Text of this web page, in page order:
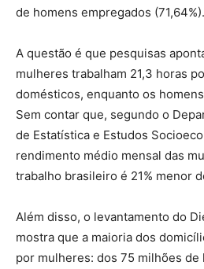
de homens empregados (71,64%).
A questão é que pesquisas
mulheres trabalham 21,3 horas
domésticos, enquanto os
Sem contar que, segundo o
de Estatística e Estudos
rendimento médio mensal das
trabalho brasileiro é 21% menor
Além disso, o levantamento do
mostra que a maioria dos
por mulheres: dos 75 milhões de